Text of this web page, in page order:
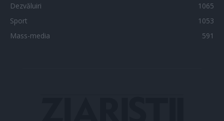
Dezvăluiri
1065
Sport
1053
Mass-media
591